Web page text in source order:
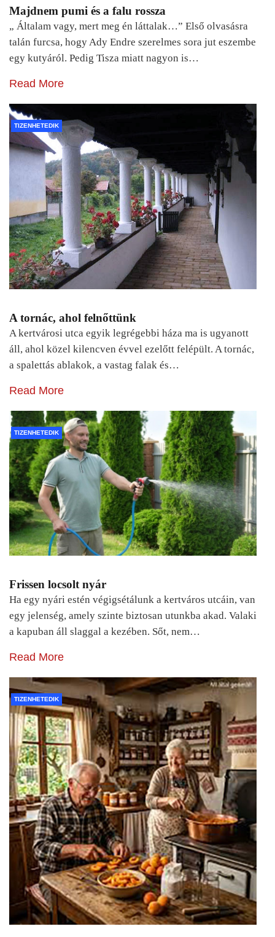
Majdnem pumi és a falu rossza
„ Általam vagy, mert meg én láttalak…” Első olvasásra
talán furcsa, hogy Ady Endre szerelmes sora jut eszembe
egy kutyáról. Pedig Tisza miatt nagyon is…
Read More
TIZENHETEDIK
A tornác, ahol felnőttünk
A kertvárosi utca egyik legrégebbi háza ma is ugyanott
áll, ahol közel kilencven évvel ezelőtt felépült. A tornác,
a spalettás ablakok, a vastag falak és…
Read More
TIZENHETEDIK
Frissen locsolt nyár
Ha egy nyári estén végigsétálunk a kertváros utcáin, van
egy jelenség, amely szinte biztosan utunkba akad. Valaki
a kapuban áll slaggal a kezében. Sőt, nem…
Read More
TIZENHETEDIK